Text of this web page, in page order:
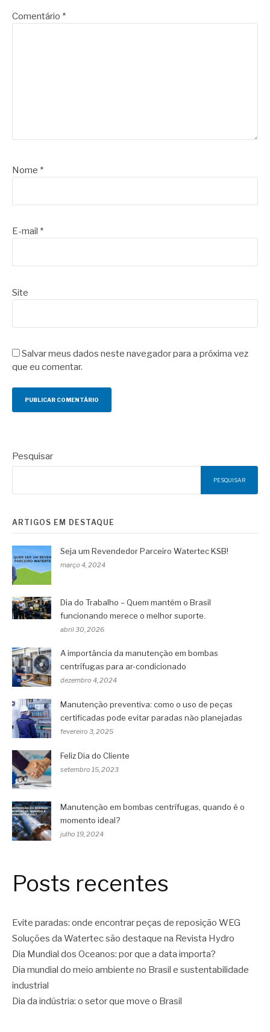
Comentário *
Nome *
E-mail *
Site
Salvar meus dados neste navegador para a próxima vez
que eu comentar.
Pesquisar
PESQUISAR
ARTIGOS EM DESTAQUE
Seja um Revendedor Parceiro Watertec KSB!
março 4, 2024
Dia do Trabalho – Quem mantém o Brasil
funcionando merece o melhor suporte.
abril 30, 2026
A importância da manutenção em bombas
centrífugas para ar-condicionado
dezembro 4, 2024
Manutenção preventiva: como o uso de peças
certificadas pode evitar paradas não planejadas
fevereiro 3, 2025
Feliz Dia do Cliente
setembro 15, 2023
Manutenção em bombas centrífugas, quando é o
momento ideal?
julho 19, 2024
Posts recentes
Evite paradas: onde encontrar peças de reposição WEG
Soluções da Watertec são destaque na Revista Hydro
Dia Mundial dos Oceanos: por que a data importa?
Dia mundial do meio ambiente no Brasil e sustentabilidade
industrial
Dia da indústria: o setor que move o Brasil